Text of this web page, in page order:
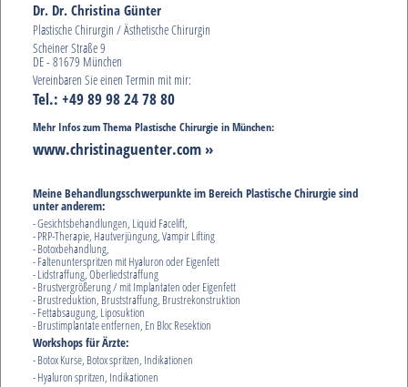
Dr. Dr. Christina Günter
Plastische Chirurgin / Ästhetische Chirurgin
Scheiner Straße 9
DE - 81679 München
Vereinbaren Sie einen Termin mit mir:
Tel.: +49 89 98 24 78 80
Mehr Infos zum Thema Plastische Chirurgie in München:
www.christinaguenter.com »
Meine Behandlungsschwerpunkte im Bereich Plastische Chirurgie sind
unter anderem:
- Gesichtsbehandlungen, Liquid Facelift,
- PRP-Therapie, Hautverjüngung, Vampir Lifting
- Botoxbehandlung,
- Faltenunterspritzen mit Hyaluron oder Eigenfett
- Lidstraffung, Oberliedstraffung
- Brustvergrößerung / mit Implantaten oder Eigenfett
- Brustreduktion, Bruststraffung, Brustrekonstruktion
- Fettabsaugung, Liposuktion
- Brustimplantate entfernen, En Bloc Resektion
Workshops für Ärzte:
- Botox Kurse, Botox spritzen, Indikationen
- Hyaluron spritzen, Indikationen